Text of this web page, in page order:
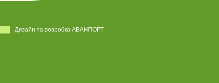
Дизайн та розробка АВАНПОРТ